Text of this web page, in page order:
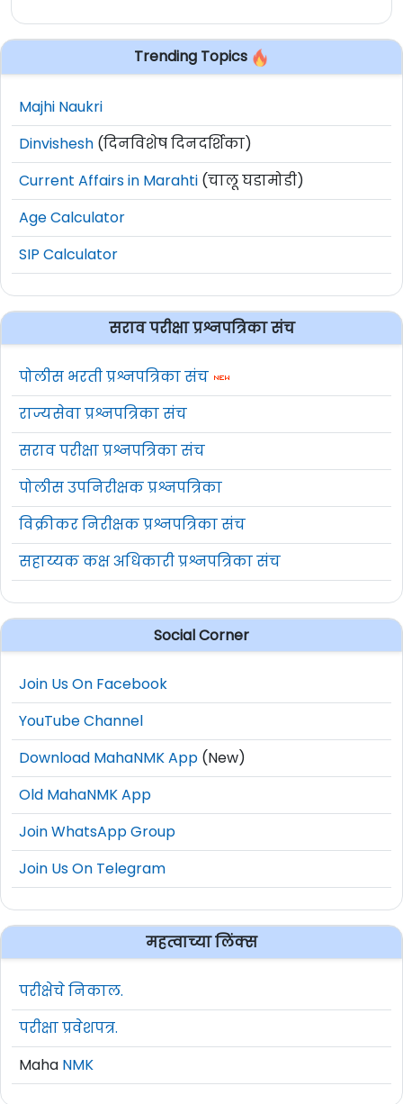
Trending Topics
Majhi Naukri
Dinvishesh (दिनविशेष दिनदर्शिका)
Current Affairs in Marahti (चालू घडामोडी)
Age Calculator
SIP Calculator
सराव परीक्षा प्रश्नपत्रिका संच
पोलीस भरती प्रश्नपत्रिका संच
राज्यसेवा प्रश्नपत्रिका संच
सराव परीक्षा प्रश्नपत्रिका संच
पोलीस उपनिरीक्षक प्रश्नपत्रिका
विक्रीकर निरीक्षक प्रश्नपत्रिका संच
सहाय्यक कक्ष अधिकारी प्रश्नपत्रिका संच
Social Corner
Join Us On Facebook
YouTube Channel
Download MahaNMK App (New)
Old MahaNMK App
Join WhatsApp Group
Join Us On Telegram
महत्वाच्या लिंक्स
परीक्षेचे निकाल.
परीक्षा प्रवेशपत्र.
Maha NMK